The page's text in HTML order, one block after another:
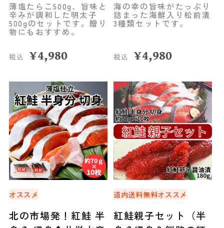
薄塩たらこ500g、旨味と
辛みが調和した明太子
500gのセットです。贈り
物にもおすすめ。
税込 ¥4,980
海の幸の旨味がたっぷり
詰まった海鮮入り松前漬
3種類セットです。
税込 ¥4,980
オススメ
北の市場発！紅鮭 半
道内送料無料オススメ
紅鮭親子セット（半